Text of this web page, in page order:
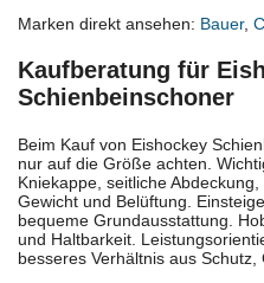
Marken direkt ansehen: Bauer,
Kaufberatung für
Schienbeinschoner
Beim Kauf von Eishockey
nur auf die Größe achten.
Kniekappe, seitliche
Gewicht und Belüftung.
bequeme Grundausstattung.
und Haltbarkeit.
besseres Verhältnis aus Schutz,